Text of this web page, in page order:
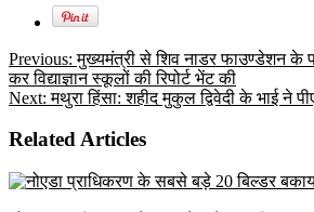
Previous: मुख्यमंत्री से शिव नाडर फाउण्डेशन के
कर विद्याज्ञान स्कूलों की रिपोर्ट भेंट की
Next: मथुरा हिंसा: शहीद मुकुल द्विवेदी के भाई ने
Related Articles